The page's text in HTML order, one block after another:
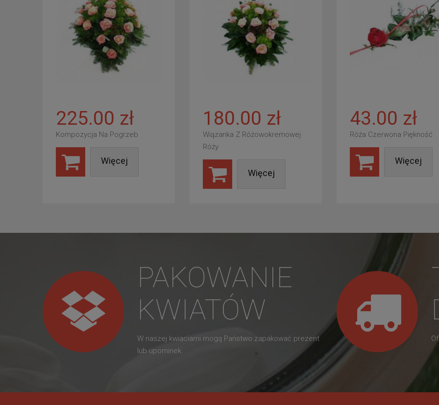
225.00 zł
Kompozycja Na Pogrzeb
Więcej
180.00 zł
Wiązanka Z Różowokremowej
Róży
Więcej
43.00 zł
Róża Czerwona Piękność
Więcej
PAKOWANIE
KWIATÓW
W naszej kwiaciarni mogą Państwo zapakować prezent
lub upominek.